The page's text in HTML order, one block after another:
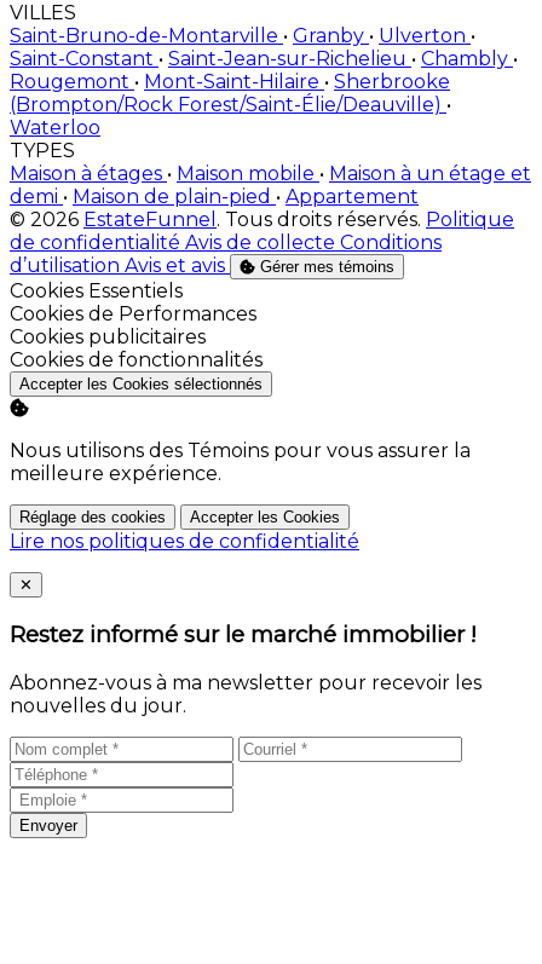
VILLES
Saint-Bruno-de-Montarville • Granby • Ulverton •
Saint-Constant • Saint-Jean-sur-Richelieu • Chambly •
Rougemont • Mont-Saint-Hilaire • Sherbrooke
(Brompton/Rock Forest/Saint-Élie/Deauville) •
Waterloo
TYPES
Maison à étages • Maison mobile • Maison à un étage et
demi • Maison de plain-pied • Appartement
© 2026 EstateFunnel . Tous droits réservés. Politique
de confidentialité Avis de collecte Conditions
d’utilisation Avis et avis Gérer mes témoins
Activer
Cookies Essentiels
Activer
Cookies de Performances
Activer
Cookies publicitaires
Activer
Cookies de fonctionnalités
Accepter les Cookies sélectionnés
Nous utilisons des Témoins pour vous assurer la
meilleure expérience.
Réglage des cookies Accepter les Cookies
Lire nos politiques de confidentialité
Close
✕
Restez informé sur le marché immobilier !
Abonnez-vous à ma newsletter pour recevoir les
nouvelles du jour.
Envoyer